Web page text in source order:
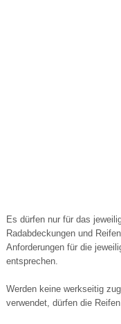
Es dürfen nur für das
Radabdeckungen und
Anforderungen für die
entsprechen.
Werden keine werkseitig
verwendet, dürfen die